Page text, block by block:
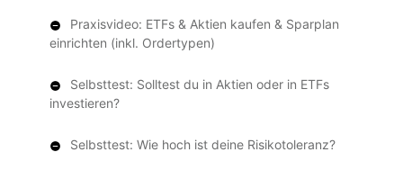
Praxisvideo: ETFs & Aktien kaufen & Sparplan
einrichten (inkl. Ordertypen)
Selbsttest: Solltest du in Aktien oder in ETFs
investieren?
Selbsttest: Wie hoch ist deine Risikotoleranz?